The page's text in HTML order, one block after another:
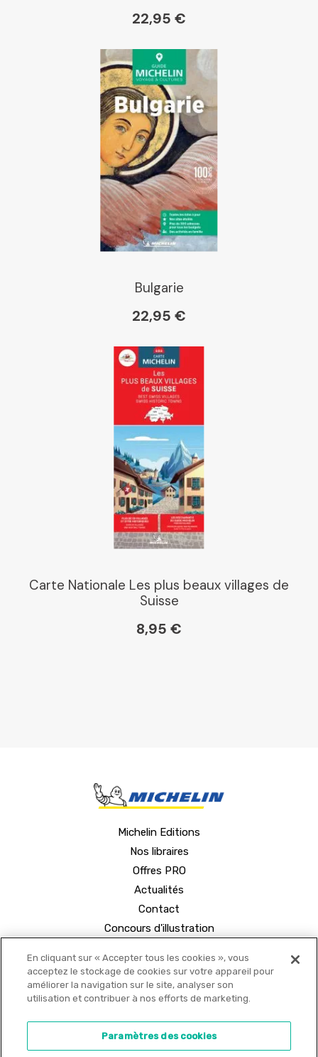
22,95 €
Bulgarie
22,95 €
Carte Nationale Les plus beaux villages de
Suisse
8,95 €
Michelin Editions
Nos libraires
Offres PRO
Actualités
Contact
Concours d'illustration
En cliquant sur « Accepter tous les cookies », vous
acceptez le stockage de cookies sur votre appareil pour
améliorer la navigation sur le site, analyser son
utilisation et contribuer à nos efforts de marketing.
Paramètres des cookies